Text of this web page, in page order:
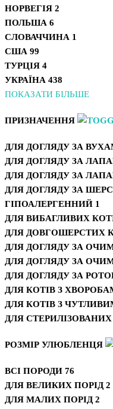
НОРВЕГІЯ 2
ПОЛЬША 6
СЛОВАЧЧИНА 1
США 99
ТУРЦІЯ 4
УКРАЇНА 438
ПОКАЗАТИ БІЛЬШЕ
ПРИЗНАЧЕННЯ
ДЛЯ ДОГЛЯДУ ЗА
ДЛЯ ДОГЛЯДУ ЗА
ДЛЯ ДОГЛЯДУ ЗА
ДЛЯ ДОГЛЯДУ ЗА
ГІПОАЛЕРГЕННИЙ 1
ДЛЯ ВИБАГЛИВИХ
ДЛЯ ДОВГОШЕРСТИХ
ДЛЯ ДОГЛЯДУ ЗА
ДЛЯ ДОГЛЯДУ ЗА
ДЛЯ ДОГЛЯДУ ЗА
ДЛЯ КОТІВ З
ДЛЯ КОТІВ З
ДЛЯ СТЕРИЛІЗОВАНИХ
РОЗМІР УЛЮБЛЕНЦЯ
ВСІ ПОРОДИ 76
ДЛЯ ВЕЛИКИХ ПОРІД 2
ДЛЯ МАЛИХ ПОРІД 2